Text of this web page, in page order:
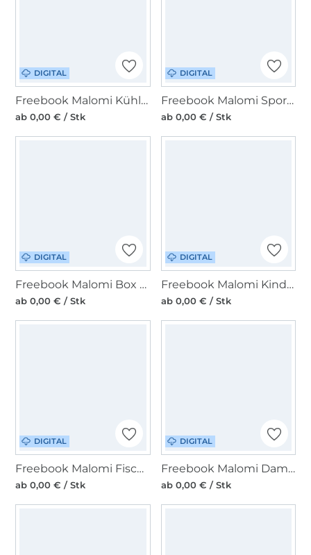
DIGITAL
Freebook Malomi Kühltasche COOLIO
ab 0,00 € / Stk
DIGITAL
Freebook Malomi Sport- und Reisetasche Emil
ab 0,00 € / Stk
DIGITAL
Freebook Malomi Box Bag BIGGER
ab 0,00 € / Stk
DIGITAL
Freebook Malomi Kinderkleid Hannah
ab 0,00 € / Stk
DIGITAL
Freebook Malomi Fischerhut Mika
ab 0,00 € / Stk
DIGITAL
Freebook Malomi Damen Racertop Ella
ab 0,00 € / Stk